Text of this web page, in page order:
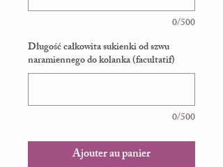
0/500
Długość całkowita sukienki od szwu
naramiennego do kolanka (facultatif)
0/500
Ajouter au panier